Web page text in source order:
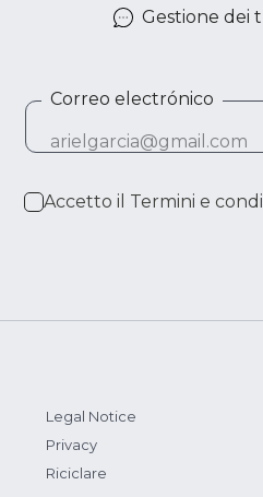
Gestione dei
Correo electrónico
Accetto il Termini e
Legal Notice
Privacy
Riciclare